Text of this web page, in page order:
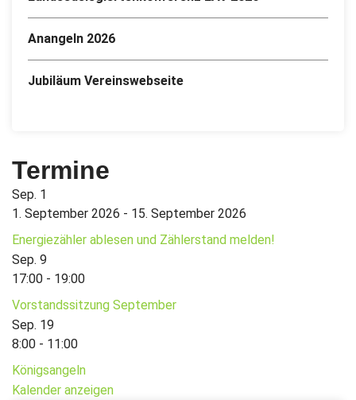
Anangeln 2026
Jubiläum Vereinswebseite
Termine
Sep. 1
1. September 2026 - 15. September 2026
Energiezähler ablesen und Zählerstand melden!
Sep. 9
17:00 - 19:00
Vorstandssitzung September
Sep. 19
8:00 - 11:00
Königsangeln
Kalender anzeigen